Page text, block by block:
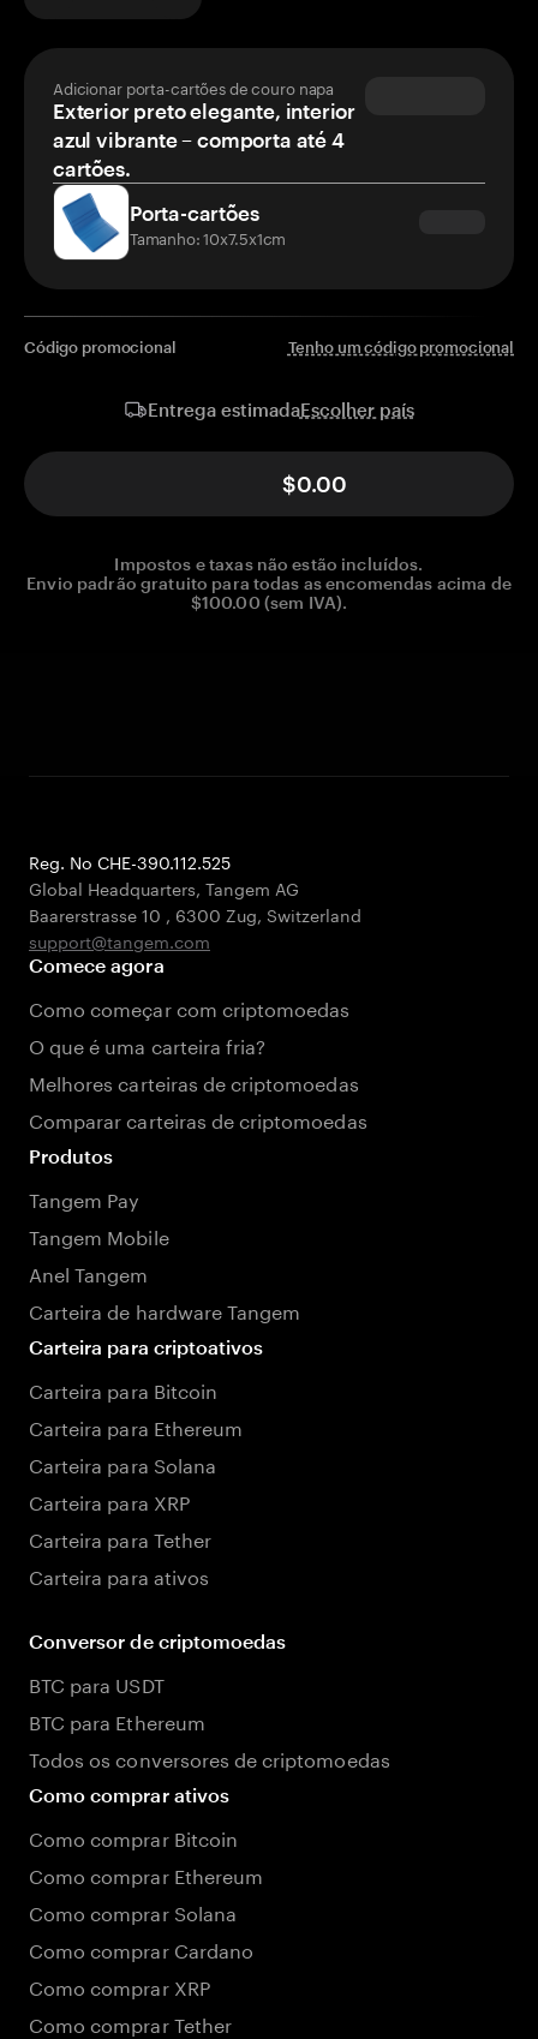
Adicionar porta-cartões de couro napa
Exterior preto elegante, interior
azul vibrante – comporta até 4
cartões.
Porta-cartões
Tamanho: 10x7.5x1cm
Código promocional Tenho um código promocional
Entrega estimadaEscolher país
$0.00
Impostos e taxas não estão incluídos.
Envio padrão gratuito para todas as encomendas acima de
$100.00 (sem IVA).
Reg. No CHE-390.112.525
Global Headquarters, Tangem AG
Baarerstrasse 10 , 6300 Zug, Switzerland
support@tangem.com
Comece agora
Como começar com criptomoedas
O que é uma carteira fria?
Melhores carteiras de criptomoedas
Comparar carteiras de criptomoedas
Produtos
Tangem Pay
Tangem Mobile
Anel Tangem
Carteira de hardware Tangem
Carteira para criptoativos
Carteira para Bitcoin
Carteira para Ethereum
Carteira para Solana
Carteira para XRP
Carteira para Tether
Carteira para ativos
Conversor de criptomoedas
BTC para USDT
BTC para Ethereum
Todos os conversores de criptomoedas
Como comprar ativos
Como comprar Bitcoin
Como comprar Ethereum
Como comprar Solana
Como comprar Cardano
Como comprar XRP
Como comprar Tether